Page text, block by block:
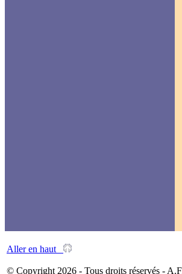
Aller en haut
© Copyright 2026 - Tous droits réservés -